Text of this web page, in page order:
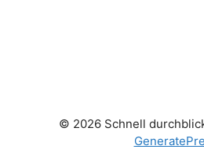
© 2026 Schnell